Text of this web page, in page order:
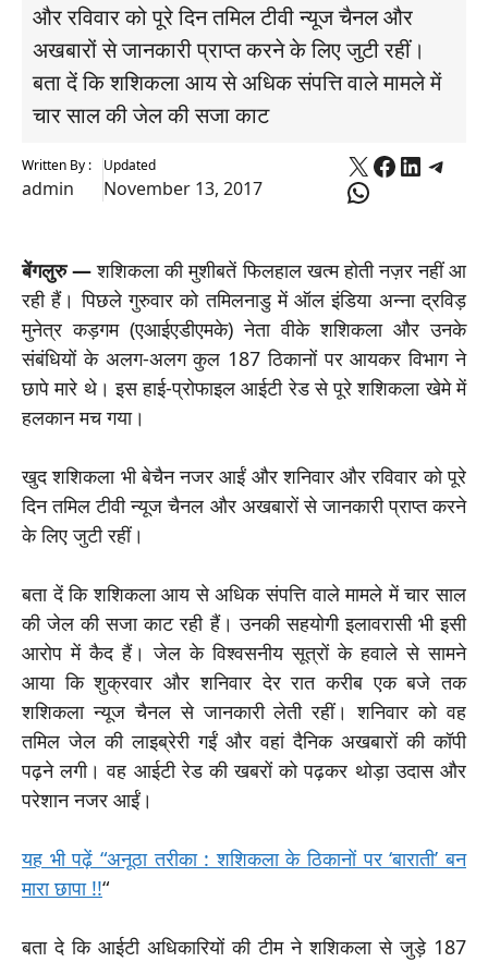
और रविवार को पूरे दिन तमिल टीवी न्यूज चैनल और
अखबारों से जानकारी प्राप्त करने के लिए जुटी रहीं।
बता दें कि शशिकला आय से अधिक संपत्ति वाले मामले में
चार साल की जेल की सजा काट
Written By :
admin
Updated
November 13, 2017
X Facebook
WhatsApp
बेंगलुरु —शशिकला की मुशीबतें फिलहाल खत्म होती नज़र नहीं आ
रही हैं। पिछले गुरुवार को तमिलनाडु में ऑल इंडिया अन्ना द्रविड़
मुनेत्र कड़गम (एआईएडीएमके) नेता वीके शशिकला और उनके
संबंधियों के अलग-अलग कुल 187 ठिकानों पर आयकर विभाग ने
छापे मारे थे। इस हाई-प्रोफाइल आईटी रेड से पूरे शशिकला खेमे में
हलकान मच गया।
खुद शशिकला भी बेचैन नजर आईं और शनिवार और रविवार को पूरे
दिन तमिल टीवी न्यूज चैनल और अखबारों से जानकारी प्राप्त करने
के लिए जुटी रहीं।
बता दें कि शशिकला आय से अधिक संपत्ति वाले मामले में चार साल
की जेल की सजा काट रही हैं। उनकी सहयोगी इलावरासी भी इसी
आरोप में कैद हैं। जेल के विश्वसनीय सूत्रों के हवाले से सामने
आया कि शुक्रवार और शनिवार देर रात करीब एक बजे तक
शशिकला न्यूज चैनल से जानकारी लेती रहीं। शनिवार को वह
तमिल जेल की लाइब्रेरी गईं और वहां दैनिक अखबारों की कॉपी
पढ़ने लगी। वह आईटी रेड की खबरों को पढ़कर थोड़ा उदास और
परेशान नजर आईं।
यह भी पढ़ें “अनूठा तरीका : शशिकला के ठिकानों पर ‘बाराती’ बन
मारा छापा !!“
बता दे कि आईटी अधिकारियों की टीम ने शशिकला से जुड़े 187